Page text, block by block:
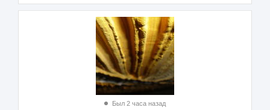
Был 2 часа назад